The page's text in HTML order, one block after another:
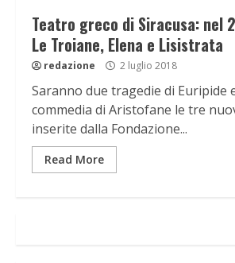
Teatro greco di Siracusa: nel
Le Troiane, Elena e Lisistrata
redazione 2 luglio 2018
Saranno due tragedie di Euripide
commedia di Aristofane le tre
inserite dalla Fondazione...
Read More